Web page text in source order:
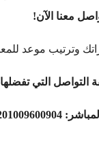
معنا الآن!
وترتيب موعد
التواصل التي